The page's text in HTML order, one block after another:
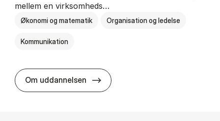
mellem en virksomheds…
Økonomi og matematik Organisation og ledelse
Kommunikation
Om uddannelsen HA(kom.) - erhvervs­økonomi